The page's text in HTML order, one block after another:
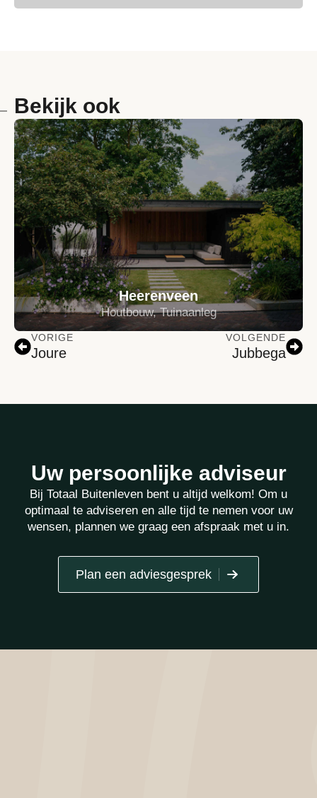
Bekijk ook
Heerenveen
Houtbouw, Tuinaanleg
VORIGE
Joure
VOLGENDE
Jubbega
Uw persoonlijke adviseur
Bij Totaal Buitenleven bent u altijd welkom! Om u
optimaal te adviseren en alle tijd te nemen voor uw
wensen, plannen we graag een afspraak met u in.
Plan een adviesgesprek